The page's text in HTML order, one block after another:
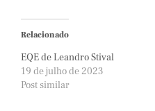
Relacionado
EQE de Leandro Stival
19 de julho de 2023
Post similar